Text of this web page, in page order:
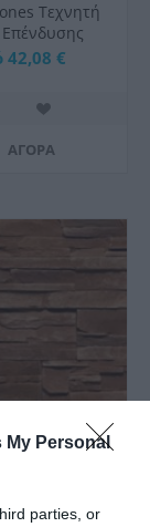
My Personal
parties, or
Τεχνητή
Sahara &
42,08 €
ΑΓΟΡΑ
& Corner
42,90 €